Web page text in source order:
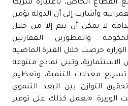
القطاع الخاص، باعتباره شريكًا
وأشارت إلى أن الدولة تؤمن
لا يمكن أن يتم إلا من خلال
والمطورين العقاريين
حرصت خلال الفترة الماضية
وتبني نماذج متنوعة
معدلات التنمية، وتعظيم
التوازن بين البعد التنموي
الوزيرة: «نعمل كذلك على توفير